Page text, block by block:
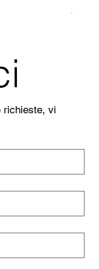
richieste, vi